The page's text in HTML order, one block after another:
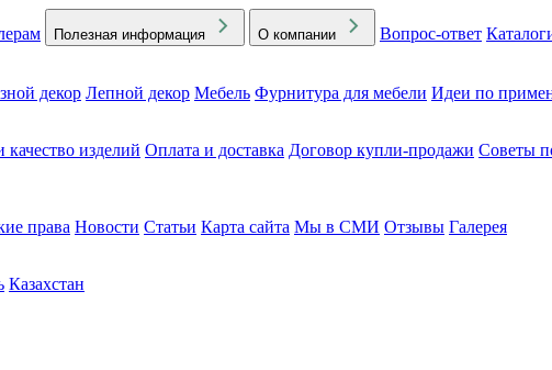
Полезная информация О компании Вопрос-ответ
декор Лепной декор Мебель Фурнитура для мебели Идеи по
изделий Оплата и доставка Договор купли-продажи Советы
права Новости Статьи Карта сайта Мы в СМИ Отзывы Галерея
Казахстан